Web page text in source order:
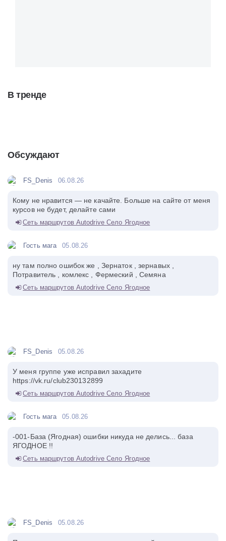
В тренде
Обсуждают
FS_Denis 06.08.26
Кому не нравится — не качайте. Больше на сайте от меня
курсов не будет, делайте сами
Сеть маршрутов Autodrive Село Ягодное
Гость мага 05.08.26
ну там полно ошибок же , Зернаток , зернавых ,
Потравитель , комлекс , Фермеский , Семяна
Сеть маршрутов Autodrive Село Ягодное
FS_Denis 05.08.26
У меня группе уже исправил захадите
https://vk.ru/club230132899
Сеть маршрутов Autodrive Село Ягодное
Гость мага 05.08.26
-001-База (Ягодная) ошибки никуда не делись... база
ЯГОДНОЕ !!
Сеть маршрутов Autodrive Село Ягодное
FS_Denis 05.08.26